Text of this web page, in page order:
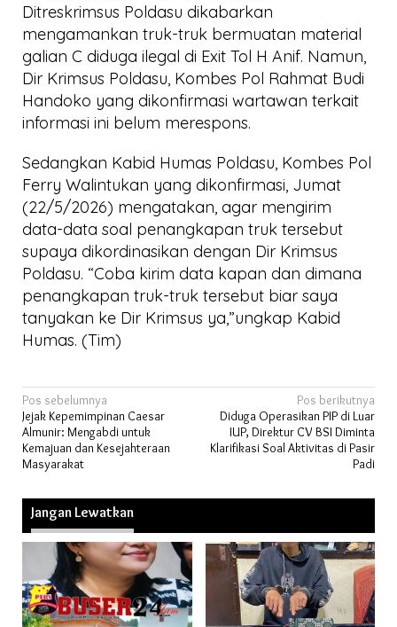
Ditreskrimsus Poldasu dikabarkan
mengamankan truk-truk bermuatan material
galian C diduga ilegal di Exit Tol H Anif. Namun,
Dir Krimsus Poldasu, Kombes Pol Rahmat Budi
Handoko yang dikonfirmasi wartawan terkait
informasi ini belum merespons.
Sedangkan Kabid Humas Poldasu, Kombes Pol
Ferry Walintukan yang dikonfirmasi, Jumat
(22/5/2026) mengatakan, agar mengirim
data-data soal penangkapan truk tersebut
supaya dikordinasikan dengan Dir Krimsus
Poldasu. “Coba kirim data kapan dan dimana
penangkapan truk-truk tersebut biar saya
tanyakan ke Dir Krimsus ya,”ungkap Kabid
Humas. (Tim)
Navigasi
pos
Pos sebelumnya
Jejak Kepemimpinan Caesar
Almunir: Mengabdi untuk
Kemajuan dan Kesejahteraan
Masyarakat
Pos berikutnya
Diduga Operasikan PIP di Luar
IUP, Direktur CV BSI Diminta
Klarifikasi Soal Aktivitas di Pasir
Padi
Jangan Lewatkan